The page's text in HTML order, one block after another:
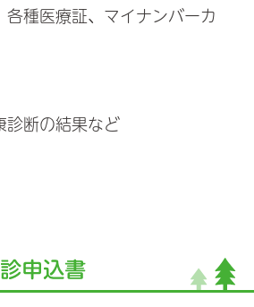
各種医療証、マイナンバーカ
診断の結果など